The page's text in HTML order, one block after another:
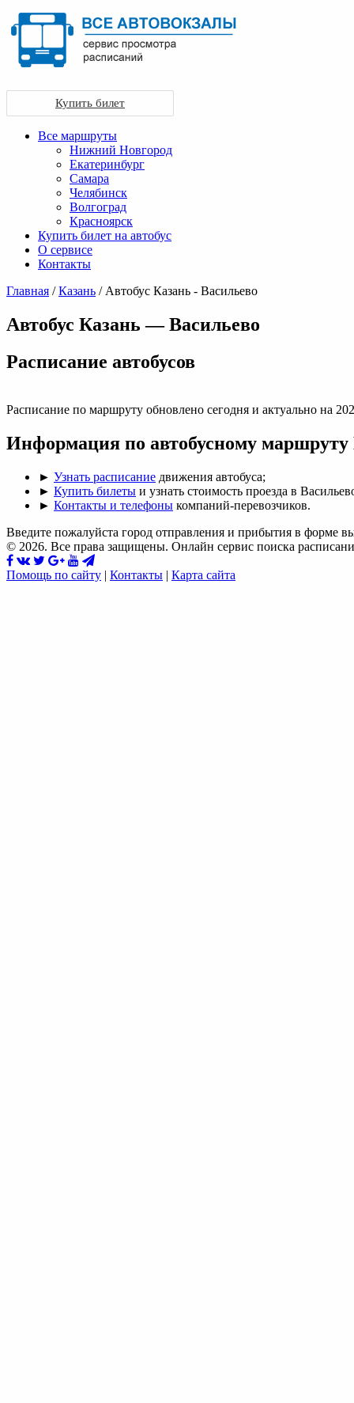
Купить билет
Все маршруты
Нижний Новгород
Екатеринбург
Самара
Челябинск
Волгоград
Красноярск
Купить билет на автобус
О сервисе
Контакты
Главная /Казань / Автобус Казань - Васильево
Автобус Казань — Васильево
Раcписание автобусов
Расписание по маршруту обновлено сегодня и актуально на
Информация по автобусному
► Узнать расписание движения автобуса;
► Купить билеты и узнать стоимость проезда в
► Контакты и телефоны компаний-перевозчиков.
Введите пожалуйста город отправления и прибытия в форме
© 2026. Все права защищены. Онлайн сервис поиска
Помощь по сайту | Контакты | Карта сайта